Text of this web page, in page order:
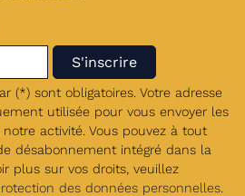
(*) sont obligatoires. Votre adresse
utilisée pour vous envoyer les
activité. Vous pouvez à tout
désabonnement intégré dans la
plus sur vos droits, veuillez
des données personnelles